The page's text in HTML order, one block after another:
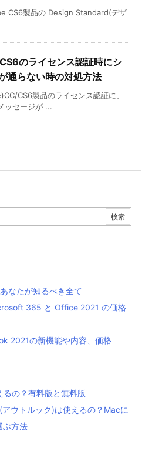
CS6製品の Design Standard(デザ
のライセンス認証時にシ
通らない時の対処方法
CS6製品のライセンス認証に、
ッセージが ...
なたが知るべき全て
365 と Office 2021 の価格
2021の新機能や内容、価格
の？有料版と無料版
ウトルック)は使えるの？Macに
ぶ方法